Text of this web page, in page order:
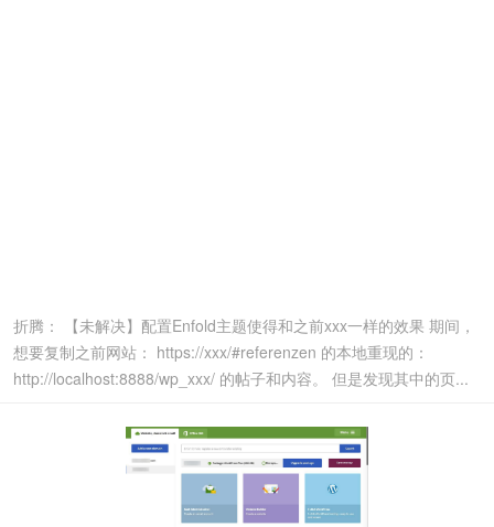
折腾： 【未解决】配置Enfold主题使得和之前xxx一样的效果 期间，
想要复制之前网站： https://xxx/#referenzen 的本地重现的：
http://localhost:8888/wp_xxx/ 的帖子和内容。 但是发现其中的页...